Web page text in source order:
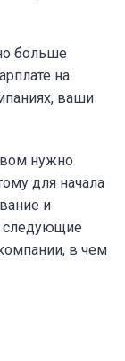
больше
на
ваши
нужно
для начала
и
следующие
в чем